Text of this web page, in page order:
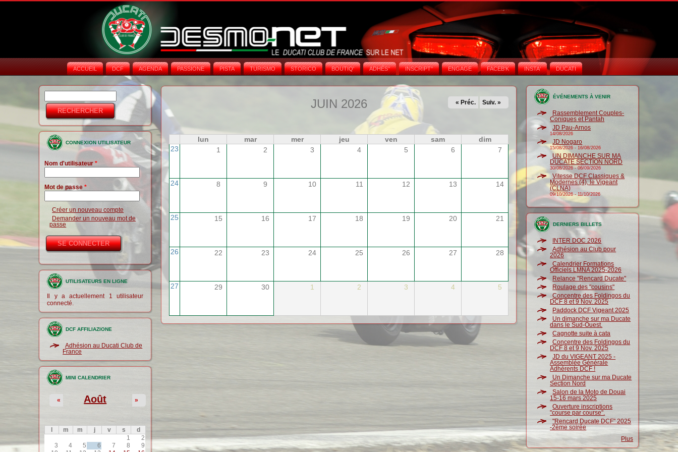
ACCUEIL DCF AGENDA PASSIONE PISTA TURISMO STORICO BOUTIQ' ADHÉS° INSCRIPT° ENGAGE FACEB'K INSTA‘ DUCATI
Formulaire de
recherche
CONNEXION UTILISATEUR
Nom d'utilisateur*
Mot de passe*
Créer un nouveau compte
Demander un nouveau mot de
passe
UTILISATEURS EN LIGNE
Il y a actuellement 1 utilisateur
connecté.
DCF AFFILIAZIONE
Adhésion au Ducati Club de
France
MINI CALENDRIER
Août
« »
m m j v s
d
1
2
3
4 5 6 7 8
9
JUIN 2026 « Préc. Suiv. »
lun mar mer jeu ven sam
dim
23
1 2 3 4 5 6 7
24 8 9 10 11 12 13 14
25 15 16 17 18 19 20 21
26 22 23 24 25 26 27 28
27 29 30 1 2 3 4 5
ÉVÉNEMENTS À VENIR
Rassemblement Couples-
Coniques et Pantah
JD Pau-Arnos
14/08/2026
JD Nogaro
15/08/2026 -16/08/2026
UN DIMANCHE SUR MA
DUCATE SECTION NORD
30/08/2026-06/09/2026
Vitesse DCF Classiques &
Modernes (4), le Vigeant
(CLNA)
09/10/2026-11/10/2026
DERNIERS BILLETS
INTER DOC 2026
Adhésion au Club pour
2026
Calendrier Formations
Officiels LMNA 2025-2026
Relance "Rencard Ducate"
Roulage des "cousins"
Concentre des Foldingos du
DCF 8 et 9 Nov. 2025
Paddock DCF Vigeant 2025
Un dimanche sur ma Ducate
dans le Sud-Ouest.
Cagnotte suite à cata
Concentre des Foldingos du
DCF 8 et 9 Nov. 2025
JD du VIGEANT 2025 -
Assemblée Générale
Adhérents DCF !
Un Dimanche sur ma Ducate
Section Nord
Salon de la Moto de Douai
15-16 mars 2025
Ouverture inscriptions
"course par course".
"Rencard Ducate DCF" 2025
-2ème soirée
Plus